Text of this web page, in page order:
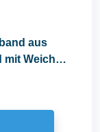
aus
mit Weich